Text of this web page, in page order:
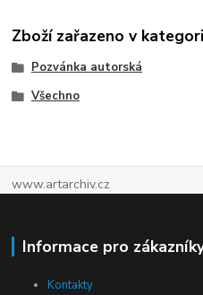
Zboží zařazeno v
Pozvánka autorská
Všechno
www.artarchiv.cz
Informace pro
Kontakty